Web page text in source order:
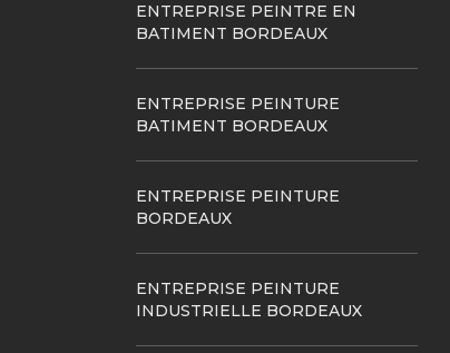
ENTREPRISE PEINTRE EN
BATIMENT BORDEAUX
ENTREPRISE PEINTURE
BATIMENT BORDEAUX
ENTREPRISE PEINTURE
BORDEAUX
ENTREPRISE PEINTURE
INDUSTRIELLE BORDEAUX